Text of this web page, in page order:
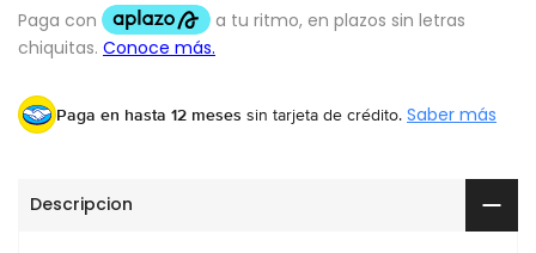
Paga en hasta 12 meses sin tarjeta de crédito. Saber más
Descripcion